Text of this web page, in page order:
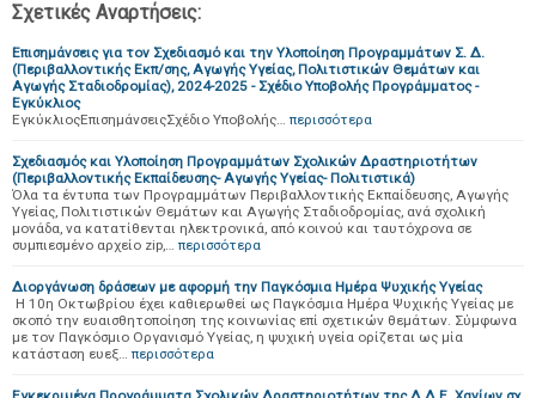
Σχετικές Αναρτήσεις:
Επισημάνσεις για τον Σχεδιασμό και την Υλοποίηση Προγραμμάτων Σ. Δ.
(Περιβαλλοντικής Εκπ/σης, Αγωγής Υγείας, Πολιτιστικών Θεμάτων και
Αγωγής Σταδιοδρομίας), 2024-2025 - Σχέδιο Υποβολής Προγράμματος -
Εγκύκλιος
ΕγκύκλιοςΕπισημάνσειςΣχέδιο Υποβολής… περισσότερα
Σχεδιασμός και Υλοποίηση Προγραμμάτων Σχολικών Δραστηριοτήτων
(Περιβαλλοντικής Εκπαίδευσης- Αγωγής Υγείας- Πολιτιστικά)
Όλα τα έντυπα των Προγραμμάτων Περιβαλλοντικής Εκπαίδευσης, Αγωγής
Υγείας, Πολιτιστικών Θεμάτων και Αγωγής Σταδιοδρομίας, ανά σχολική
μονάδα, να κατατίθενται ηλεκτρονικά, από κοινού και ταυτόχρονα σε
συμπιεσμένο αρχείο zip,… περισσότερα
Διοργάνωση δράσεων με αφορμή την Παγκόσμια Ημέρα Ψυχικής Υγείας
Η 10η Οκτωβρίου έχει καθιερωθεί ως Παγκόσμια Ημέρα Ψυχικής Υγείας με
σκοπό την ευαισθητοποίηση της κοινωνίας επί σχετικών θεμάτων. Σύμφωνα
με τον Παγκόσμιο Οργανισμό Υγείας, η ψυχική υγεία ορίζεται ως μία
κατάσταση ευεξ… περισσότερα